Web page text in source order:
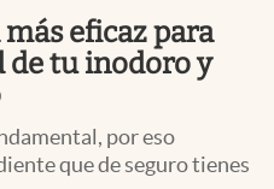
eficaz para
de tu inodoro y
por eso
que de seguro tienes